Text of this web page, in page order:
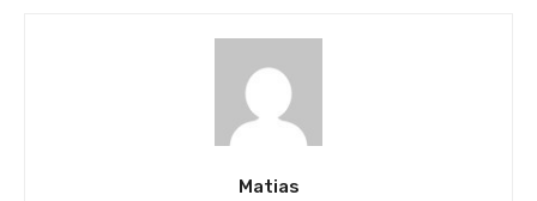
Matias